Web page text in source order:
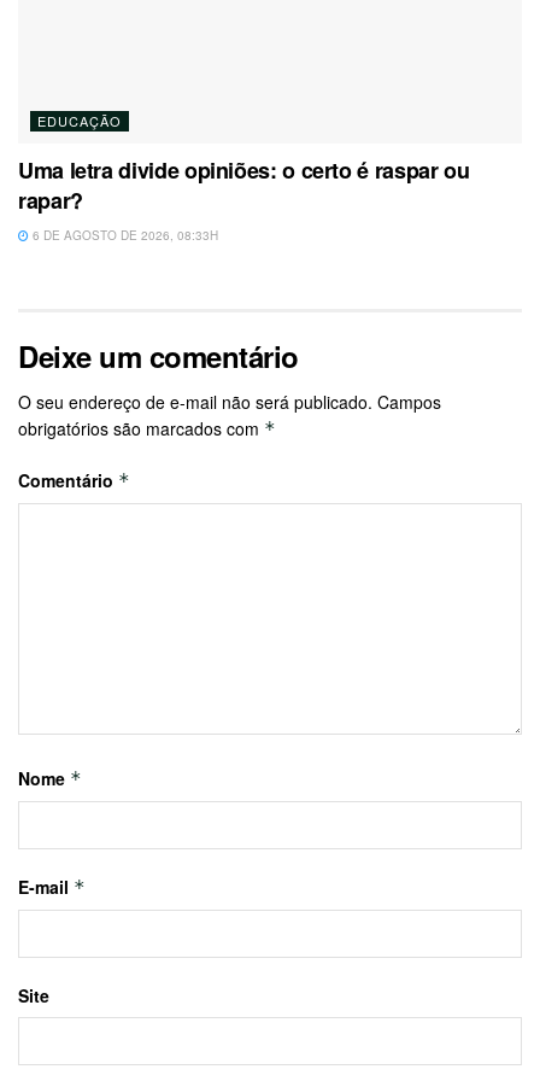
EDUCAÇÃO
Uma letra divide opiniões: o certo é raspar ou
rapar?
6 DE AGOSTO DE 2026, 08:33H
Deixe um comentário
O seu endereço de e-mail não será publicado. Campos
obrigatórios são marcados com *
Comentário *
Nome *
E-mail *
Site